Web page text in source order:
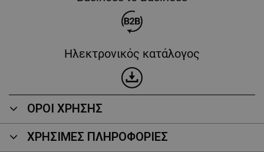
Ηλεκτρονικός κατάλογος
ΟΡΟΙ ΧΡΗΣΗΣ
ΧΡΗΣΙΜΕΣ ΠΛΗΡΟΦΟΡΙΕΣ